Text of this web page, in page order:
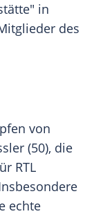
in
des
von
(50), die
RTL
echte